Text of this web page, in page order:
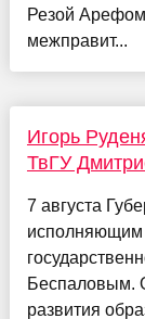
Резой Арефом
межправит...
Игорь
ТвГУ
7 августа
исполняющим
Беспаловым.
развития